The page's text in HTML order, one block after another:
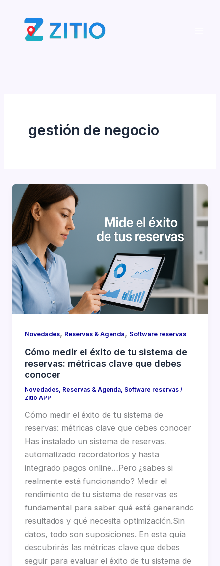
contenido
gestión de negocio
Novedades, Reservas & Agenda, Software reservas
Cómo medir el éxito de tu sistema de
reservas: métricas clave que debes
conocer
Novedades, Reservas & Agenda, Software reservas/
Zitio APP
Cómo medir el éxito de tu sistema de
reservas: métricas clave que debes conocer
Has instalado un sistema de reservas,
automatizado recordatorios y hasta
integrado pagos online…Pero ¿sabes si
realmente está funcionando? Medir el
rendimiento de tu sistema de reservas es
fundamental para saber qué está generando
resultados y qué necesita optimización.Sin
datos, todo son suposiciones. En esta guía
descubrirás las métricas clave que debes
seguir para evaluar el éxito de tu sistema de